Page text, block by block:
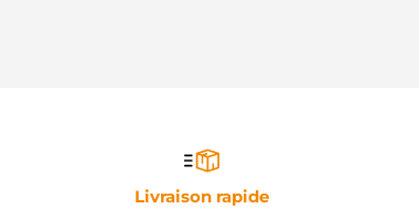
Livraison rapide